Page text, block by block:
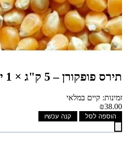
תירס פופקורן – 5 ק"ג × 1 יחידה
זמינות: קיים במלאי
₪38.00
הוספה לסל קנה עכשיו